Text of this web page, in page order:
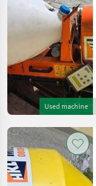
Used machine